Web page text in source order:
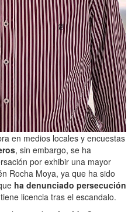
en medios locales y encuestas
, sin embargo, se ha
por exhibir una mayor
Rocha Moya, ya que ha sido
ha denunciado persecución
licencia tras el escandalo.